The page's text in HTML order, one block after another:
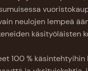
neulojen lempeä
käsityöläisten
100 % käsintehtyihin